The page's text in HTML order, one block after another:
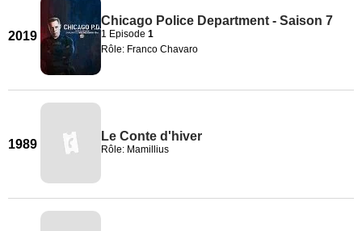
2019
Chicago Police Department - Saison 7
1 Episode 1
Rôle: Franco Chavaro
1989
Le Conte d'hiver
Rôle: Mamillius